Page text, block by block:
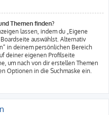
Themen finden?
lassen, indem du „Eigene
auswählst. Alternativ
in deinem persönlichen Bereich
deiner eigenen Profilseite
um nach von dir erstellen Themen
Optionen in die Suchmaske ein.